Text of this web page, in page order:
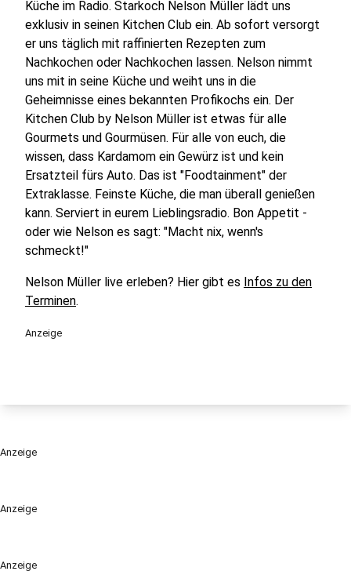
Anzeige
Anzeige
Küche im Radio. Starkoch Nelson Müller lädt uns
exklusiv in seinen Kitchen Club ein. Ab sofort versorgt
er uns täglich mit raffinierten Rezepten zum
Nachkochen oder Nachkochen lassen. Nelson nimmt
uns mit in seine Küche und weiht uns in die
Geheimnisse eines bekannten Profikochs ein. Der
Kitchen Club by Nelson Müller ist etwas für alle
Gourmets und Gourmüsen. Für alle von euch, die
wissen, dass Kardamom ein Gewürz ist und kein
Ersatzteil fürs Auto. Das ist "Foodtainment" der
Extraklasse. Feinste Küche, die man überall genießen
kann. Serviert in eurem Lieblingsradio. Bon Appetit -
oder wie Nelson es sagt: "Macht nix, wenn's
schmeckt!"
Nelson Müller live erleben? Hier gibt es Infos zu den
Terminen.
Anzeige
Anzeige